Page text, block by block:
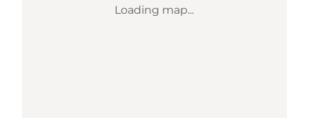
Loading map...